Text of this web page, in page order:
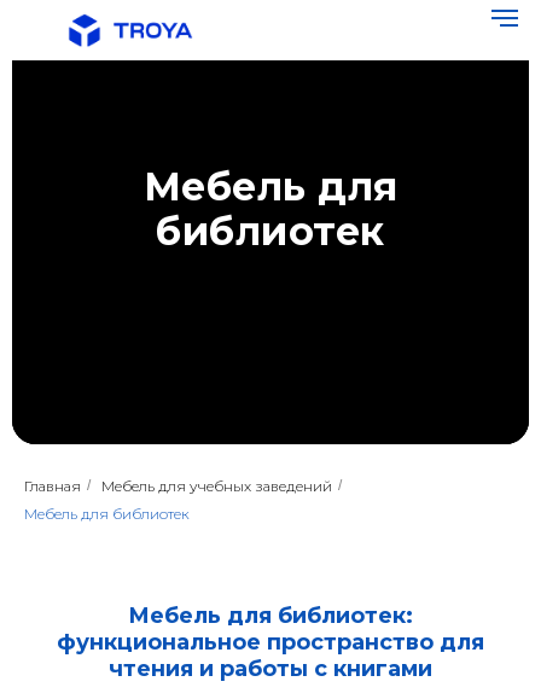
Мебель для
библиотек
Главная / Мебель для учебных заведений /
Мебель для библиотек
Мебель для библиотек:
функциональное пространство для
чтения и работы с книгами